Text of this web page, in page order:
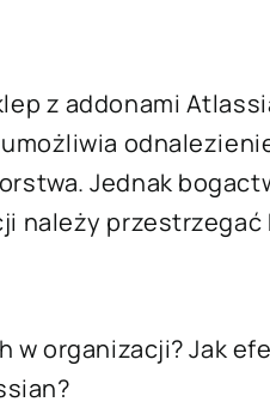
z addonami
Jednak
należy przestrzegać
w organizacji? Jak